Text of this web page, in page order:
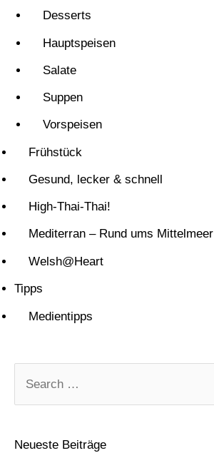
Desserts
Hauptspeisen
Salate
Suppen
Vorspeisen
Frühstück
Gesund, lecker & schnell
High-Thai-Thai!
Mediterran – Rund ums Mittelmeer
Welsh@Heart
Tipps
Medientipps
Neueste Beiträge